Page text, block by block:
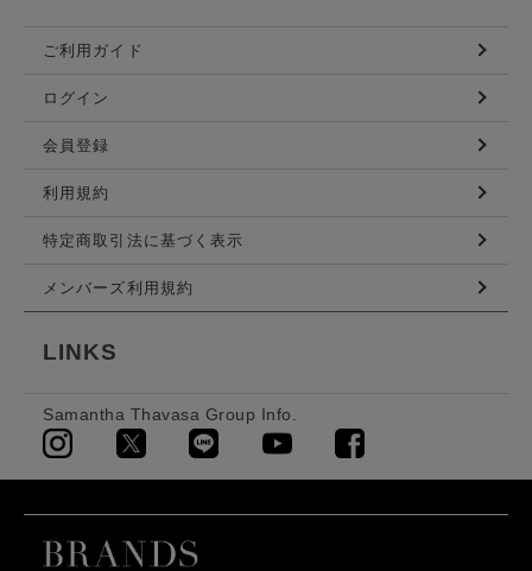
ご利用ガイド
ログイン
会員登録
利用規約
特定商取引法に基づく表示
メンバーズ利用規約
LINKS
Samantha Thavasa Group Info.